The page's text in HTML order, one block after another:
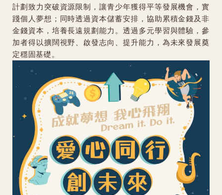
計劃致力突破資源限制，讓青少年獲得平等發展機會，實
踐個人夢想；同時透過資本儲蓄安排，協助累積金錢及非
金錢資本，培養長遠規劃能力。透過多元學習與體驗，參
加者得以擴闊視野、啟發志向、提升能力，為未來發展奠
定穩固基礎。